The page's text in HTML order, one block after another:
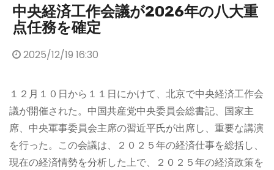
中央経済工作会議が2026年の八大重
点任務を確定
2025/12/19 16:30
１２月１０日から１１日にかけて、北京で中央経済工作会
議が開催された。中国共産党中央委員会総書記、国家主
席、中央軍事委員会主席の習近平氏が出席し、重要な講演
を行った。この会議は、２０２５年の経済仕事を総括し、
現在の経済情勢を分析した上で、２０２５年の経済政策を